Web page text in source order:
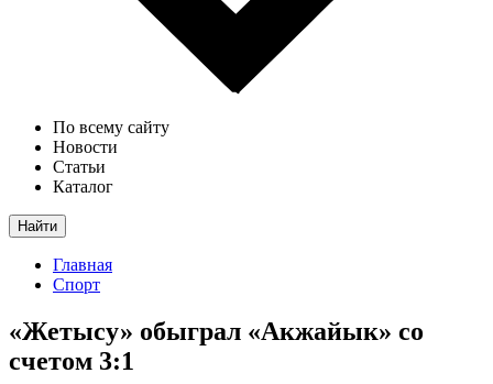
По всему сайту
Новости
Статьи
Каталог
Найти
Главная
Спорт
«Жетысу» обыграл «Акжайык» со
счетом 3:1